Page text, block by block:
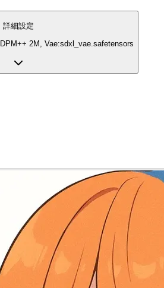
詳細設定
DPM++ 2M , Vae:sdxl_vae.safetensors